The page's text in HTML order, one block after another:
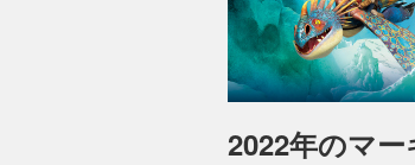
2022年のマ